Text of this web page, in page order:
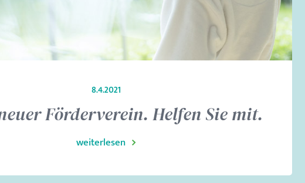
8.4.2021
Förderverein. Helfen Sie mit.
weiterlesen